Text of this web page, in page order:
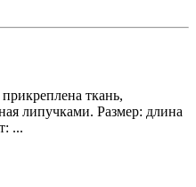
ткань,
липучками. Размер: длина
...